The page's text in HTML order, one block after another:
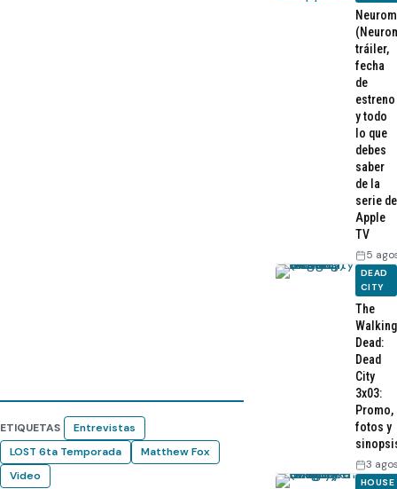
ETIQUETAS
Entrevistas
LOST 6ta Temporada
Matthew Fox
Video
tráiler,
fecha
de
estreno
y todo
lo que
debes
saber
de la
serie de
Apple
TV
5
DEAD
CITY
The
Walking
Dead:
Dead
City
3x03:
Promo,
fotos y
3
HOUSE